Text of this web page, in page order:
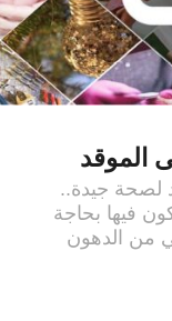
الموقد
لصحة جيدة..
فيها بحاجة
من الدهون